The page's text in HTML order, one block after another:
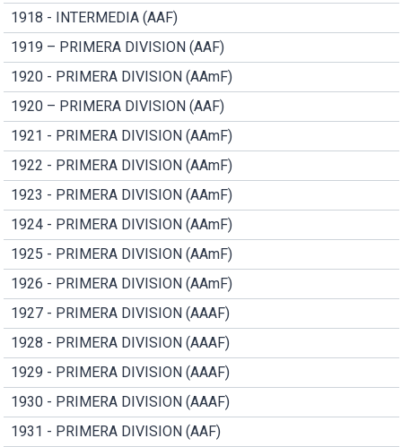
1918 - INTERMEDIA (AAF)
1919 – PRIMERA DIVISION (AAF)
1920 - PRIMERA DIVISION (AAmF)
1920 – PRIMERA DIVISION (AAF)
1921 - PRIMERA DIVISION (AAmF)
1922 - PRIMERA DIVISION (AAmF)
1923 - PRIMERA DIVISION (AAmF)
1924 - PRIMERA DIVISION (AAmF)
1925 - PRIMERA DIVISION (AAmF)
1926 - PRIMERA DIVISION (AAmF)
1927 - PRIMERA DIVISION (AAAF)
1928 - PRIMERA DIVISION (AAAF)
1929 - PRIMERA DIVISION (AAAF)
1930 - PRIMERA DIVISION (AAAF)
1931 - PRIMERA DIVISION (AAF)